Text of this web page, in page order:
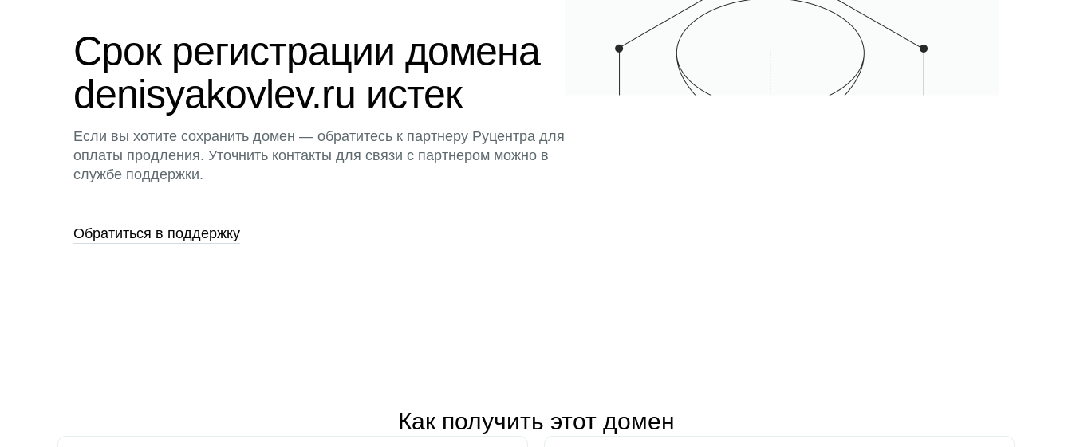
Срок регистрации домена
denisyakovlev.ru истек
Если вы хотите сохранить домен — обратитесь к партнеру Руцентра для
оплаты продления. Уточнить контакты для связи с партнером можно в
службе поддержки.
Обратиться в поддержку
Как получить этот домен